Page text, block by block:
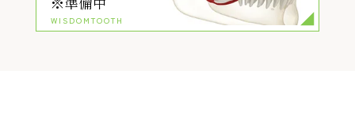
※準備中
WISDOMTOOTH